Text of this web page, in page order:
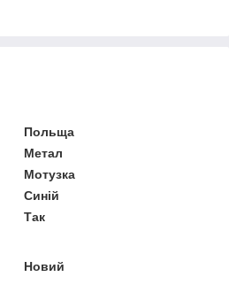
Польща
Метал
Мотузка
Синій
Так
Новий